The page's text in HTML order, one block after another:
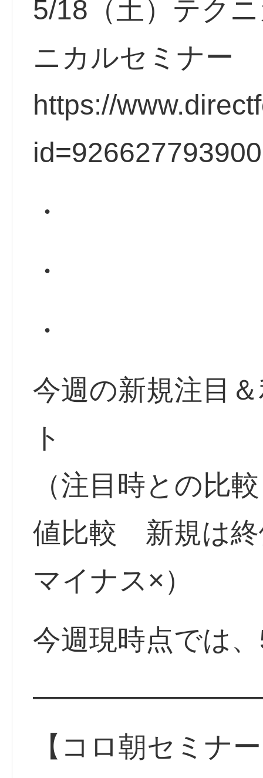
5/18（土）テク
ニカルセミナー
https://
・
・
・
今週の新規注目
ト
（注目時との比
値比較 新規は
マイナス×）
今週現時点では
【コロ朝セミナ